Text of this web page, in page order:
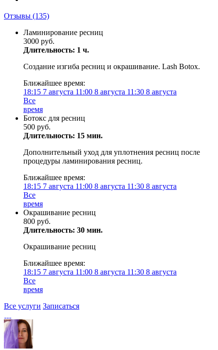
Отзывы (135)
Ламинирование ресниц
3000 руб.
Длительность: 1 ч.
Создание изгиба ресниц и окрашивание. Lash Botox.
Ближайшее время:
18:15 7 августа 11:00 8 августа 11:30 8 августа
Все
время
Ботокс для ресниц
500 руб.
Длительность: 15 мин.
Дополнительный уход для уплотнения ресниц после
процедуры ламинирования ресниц.
Ближайшее время:
18:15 7 августа 11:00 8 августа 11:30 8 августа
Все
время
Окрашивание ресниц
800 руб.
Длительность: 30 мин.
Окрашивание ресниц
Ближайшее время:
18:15 7 августа 11:00 8 августа 11:30 8 августа
Все
время
Все услуги Записаться